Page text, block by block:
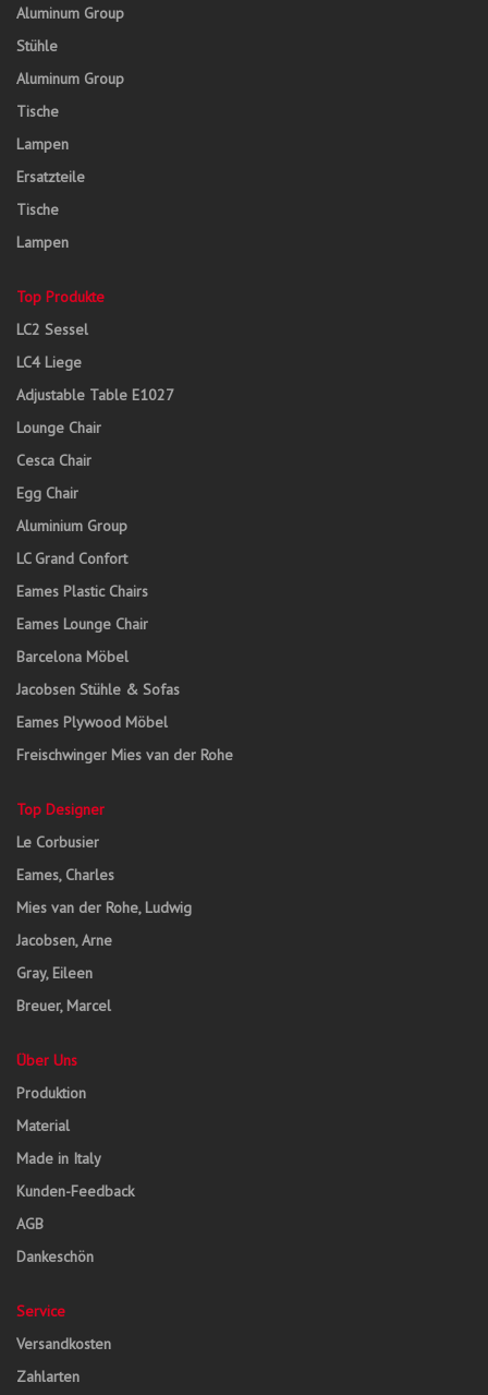
Aluminum Group
Stühle
Aluminum Group
Tische
Lampen
Ersatzteile
Tische
Lampen
Top Produkte
LC2 Sessel
LC4 Liege
Adjustable Table E1027
Lounge Chair
Cesca Chair
Egg Chair
Aluminium Group
LC Grand Confort
Eames Plastic Chairs
Eames Lounge Chair
Barcelona Möbel
Jacobsen Stühle & Sofas
Eames Plywood Möbel
Freischwinger Mies van der Rohe
Top Designer
Le Corbusier
Eames, Charles
Mies van der Rohe, Ludwig
Jacobsen, Arne
Gray, Eileen
Breuer, Marcel
Über Uns
Produktion
Material
Made in Italy
Kunden-Feedback
AGB
Dankeschön
Service
Versandkosten
Zahlarten